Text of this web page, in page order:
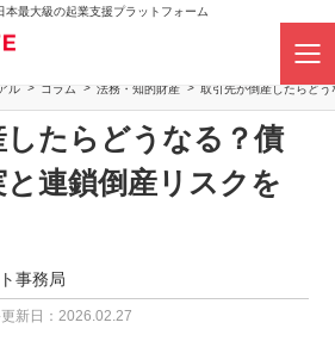
最大級の起業支援プラットフォーム
ル コラム 法務・知的財産 取引先が倒産したらど
したらどうなる？債
連鎖倒産リスクを
事務局
新日：2026.02.27